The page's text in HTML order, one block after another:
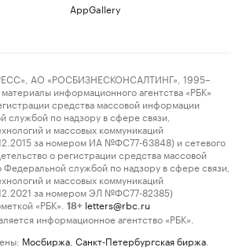
AppGallery
АО «РОСБИЗНЕСКОНСАЛТИНГ», 1995–
информационного агентства «РБК»
средства массовой информации
службой по надзору в сфере связи,
и массовых коммуникаций
за номером ИА №ФС77-63848) и сетевого
о регистрации средства массовой
службой по надзору в сфере связи,
и массовых коммуникаций
за номером ЭЛ №ФС77-82385)
«РБК».
18+ letters@rbc.ru
информационное агентство «РБК».
Мосбиржа Санкт-Петербургская биржа